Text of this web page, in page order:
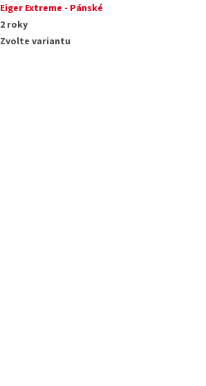
Eiger Extreme - Pánské
2 roky
Zvolte variantu